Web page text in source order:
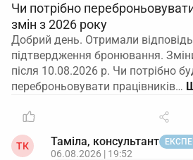
Чи потрібно
змін з 2026 року
Добрий день. Отримали
підтвердження бронювання.
після 10.08.2026 р. Чи потрібно
переброньовувати працівників…
ТК Таміла, консультант
06.08.2026 | 19:52